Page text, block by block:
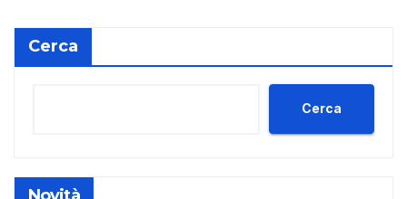
Cerca
Cerca